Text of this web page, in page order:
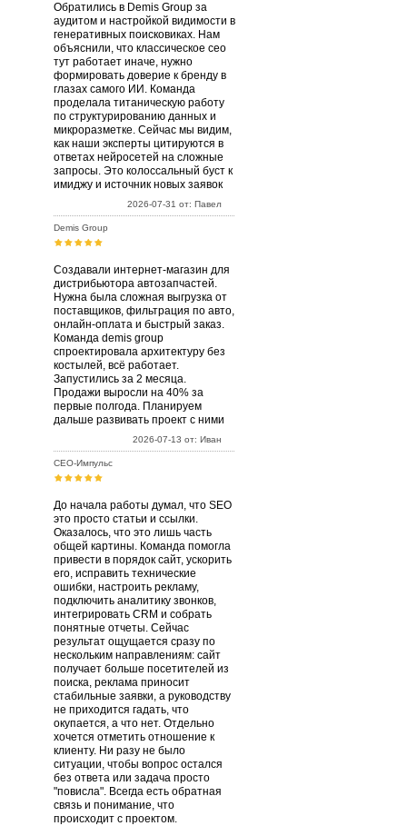
Обратились в Demis Group за
аудитом и настройкой видимости в
генеративных поисковиках. Нам
объяснили, что классическое сео
тут работает иначе, нужно
формировать доверие к бренду в
глазах самого ИИ. Команда
проделала титаническую работу
по структурированию данных и
микроразметке. Сейчас мы видим,
как наши эксперты цитируются в
ответах нейросетей на сложные
запросы. Это колоссальный буст к
имиджу и источник новых заявок
2026-07-31 от: Павел
Demis Group
Создавали интернет-магазин для
дистрибьютора автозапчастей.
Нужна была сложная выгрузка от
поставщиков, фильтрация по авто,
онлайн-оплата и быстрый заказ.
Команда demis group
спроектировала архитектуру без
костылей, всё работает.
Запустились за 2 месяца.
Продажи выросли на 40% за
первые полгода. Планируем
дальше развивать проект с ними
2026-07-13 от: Иван
СЕО-Импульс
До начала работы думал, что SEO
это просто статьи и ссылки.
Оказалось, что это лишь часть
общей картины. Команда помогла
привести в порядок сайт, ускорить
его, исправить технические
ошибки, настроить рекламу,
подключить аналитику звонков,
интегрировать CRM и собрать
понятные отчеты. Сейчас
результат ощущается сразу по
нескольким направлениям: сайт
получает больше посетителей из
поиска, реклама приносит
стабильные заявки, а руководству
не приходится гадать, что
окупается, а что нет. Отдельно
хочется отметить отношение к
клиенту. Ни разу не было
ситуации, чтобы вопрос остался
без ответа или задача просто
"повисла". Всегда есть обратная
связь и понимание, что
происходит с проектом.